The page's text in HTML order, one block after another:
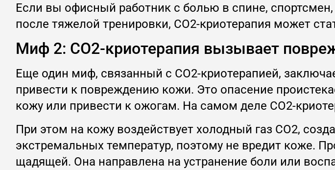
Если вы офисный работник с болью в спине,
после тяжелой тренировки, CO2-криотерапия может
Миф 2: CO2-криотерапия вызывает
Еще один миф, связанный с CO2-криотерапией,
привести к повреждению кожи. Это опасение
кожу или привести к ожогам. На самом деле CO2-
При этом на кожу воздействует холодный газ CO2,
экстремальных температур, поэтому не вредит коже.
щадящей. Она направлена на устранение боли или